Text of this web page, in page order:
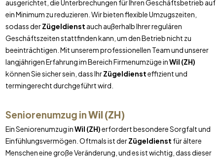
ausgerichtet, die Unterbrechungen für Ihren Geschäftsbetrieb auf
ein Minimum zu reduzieren. Wir bieten flexible Umzugszeiten,
sodass derZügeldienst auch außerhalb Ihrer regulären
Geschäftszeiten stattfinden kann, um den Betrieb nicht zu
beeinträchtigen. Mit unserem professionellen Team und unserer
langjährigen Erfahrung im Bereich Firmenumzüge inWil (ZH)
können Sie sicher sein, dass IhrZügeldiensteffizient und
termingerecht durchgeführt wird.
Seniorenumzug inWil (ZH)
Ein Seniorenumzug inWil (ZH)erfordert besondere Sorgfalt und
Einfühlungsvermögen. Oftmals ist derZügeldienst für ältere
Menschen eine große Veränderung, und es ist wichtig, dass dieser